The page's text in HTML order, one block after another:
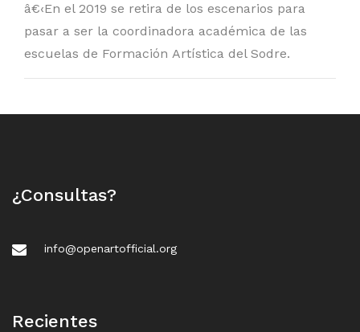
â€‹En el 2019 se retira de los escenarios para
pasar a ser la coordinadora académica de las
escuelas de Formación Artística del Sodre.
¿Consultas?
info@openartofficial.org
Recientes